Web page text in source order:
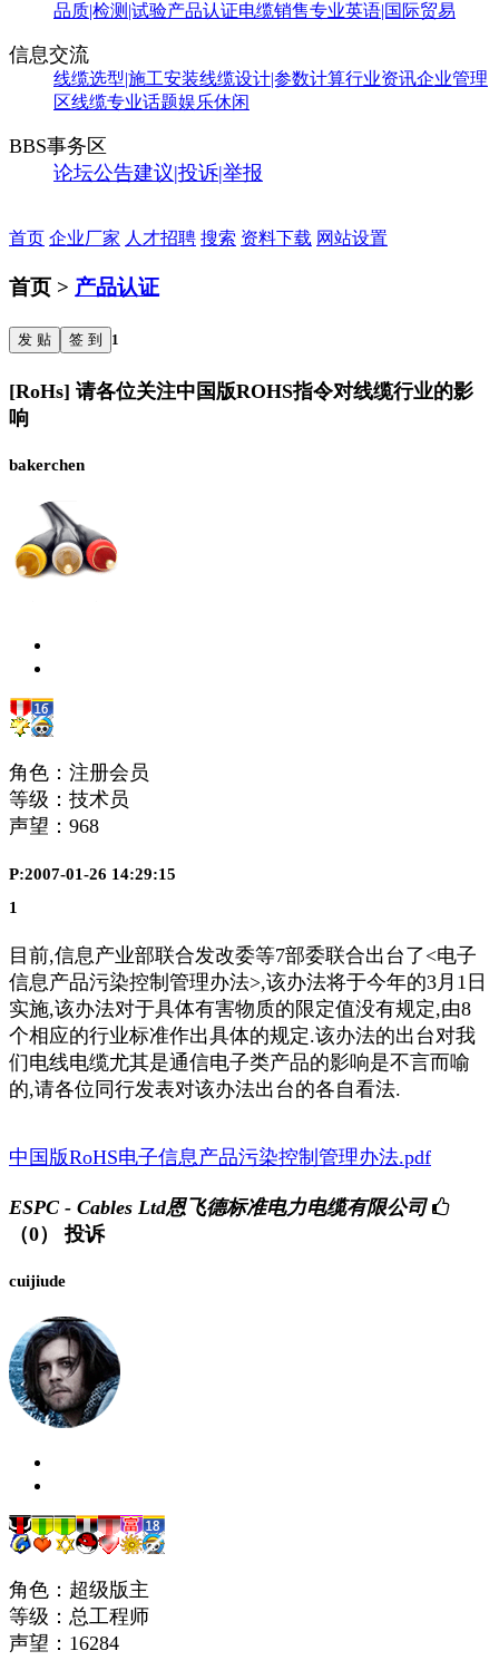
品质|检测|试验产品认证电缆销售专业英语|国际贸易
信息交流
线缆选型|施工安装线缆设计|参数计算行业资讯企业管理
区线缆专业话题娱乐休闲
BBS事务区
论坛公告建议|投诉|举报
首页 企业厂家 人才招聘 搜索 资料下载 网站设置
首页 > 产品认证
发 贴 签 到 1
[RoHs] 请各位关注中国版ROHS指令对线缆行业的影
响
bakerchen
角色：注册会员
等级：技术员
声望： 968
P:2007-01-26 14:29:15
1
目前,信息产业部联合发改委等7部委联合出台了<电子
信息产品污染控制管理办法>,该办法将于今年的3月1日
实施,该办法对于具体有害物质的限定值没有规定,由8
个相应的行业标准作出具体的规定.该办法的出台对我
们电线电缆尤其是通信电子类产品的影响是不言而喻
的,请各位同行发表对该办法出台的各自看法.
中国版RoHS电子信息产品污染控制管理办法.pdf
ESPC - Cables Ltd恩飞德标准电力电缆有限公司
（0）
投诉
cuijiude
角色：超级版主
等级：总工程师
声望： 16284